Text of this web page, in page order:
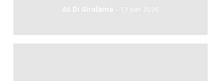
AS Di Girolamo - 17 juin 2026